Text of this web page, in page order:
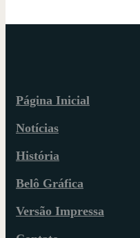
Página Inicial
Notícias
História
Belô Gráfica
Versão Impressa